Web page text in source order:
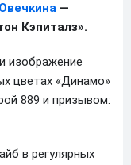
—
Кэпиталз».
изображение
цветах «Динамо»
889 и призывом:
в регулярных